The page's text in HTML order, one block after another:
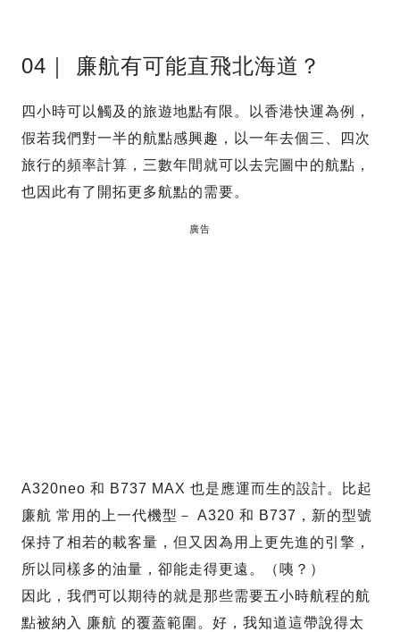
04｜ 廉航有可能直飛北海道？
四小時可以觸及的旅遊地點有限。以香港快運為例，
假若我們對一半的航點感興趣，以一年去個三、四次
旅行的頻率計算，三數年間就可以去完圖中的航點，
也因此有了開拓更多航點的需要。
廣告
A320neo 和 B737 MAX 也是應運而生的設計。比起
廉航 常用的上一代機型－ A320 和 B737，新的型號
保持了相若的載客量，但又因為用上更先進的引擎，
所以同樣多的油量，卻能走得更遠。（咦？）
因此，我們可以期待的就是那些需要五小時航程的航
點被納入 廉航 的覆蓋範圍。好，我知道這帶說得太